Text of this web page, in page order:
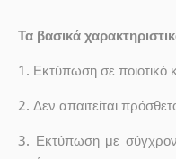
Τα βασικά
1. Εκτύπωση σε
2. Δεν απαιτείται
3. Εκτύπωση με